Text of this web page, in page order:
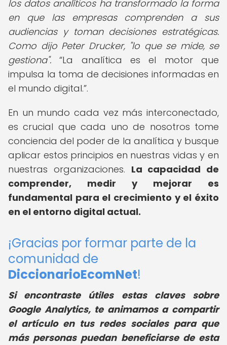
los datos analíticos ha transformado la forma
en que las empresas comprenden a sus
audiencias y toman decisiones estratégicas.
Como dijo Peter Drucker, "lo que se mide, se
gestiona".
La analítica es el motor que
impulsa la toma de decisiones informadas en
el mundo digital. .
En un mundo cada vez más interconectado,
es crucial que cada uno de nosotros tome
conciencia del poder de la analítica y busque
aplicar estos principios en nuestras vidas y en
nuestras organizaciones. La capacidad de
comprender, medir y mejorar es
fundamental para el crecimiento y el éxito
en el entorno digital actual.
¡Gracias por formar parte de la
comunidad de
DiccionarioEcomNet!
Si encontraste útiles estas claves sobre
Google Analytics, te animamos a compartir
el artículo en tus redes sociales para que
más personas puedan beneficiarse de esta